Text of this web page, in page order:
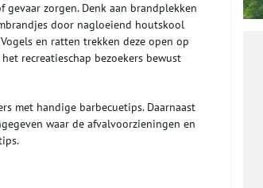
zorgen. Denk aan brandplekken
door nagloeiend houtskool
en ratten trekken deze open op
recreatieschap bezoekers bewust
met handige barbecuetips. Daarnaast
waar de afvalvoorzieningen en